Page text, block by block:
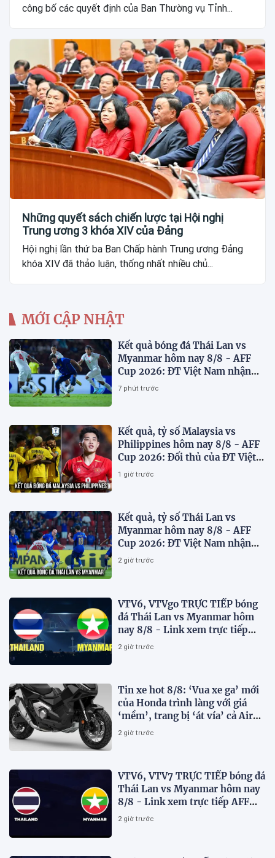
công bố các quyết định của Ban Thường vụ Tỉnh...
Những quyết sách chiến lược tại Hội nghị
Trung ương 3 khóa XIV của Đảng
Hội nghị lần thứ ba Ban Chấp hành Trung ương Đảng
khóa XIV đã thảo luận, thống nhất nhiều chủ...
MỚI CẬP NHẬT
Kết quả bóng đá Thái Lan vs
Myanmar hôm nay 8/8 - AFF
Cup 2026: ĐT Việt Nam nhận
'chiến thư'
7 phút trước
Kết quả, tỷ số Malaysia vs
Philippines hôm nay 8/8 - AFF
Cup 2026: Đối thủ của ĐT Việt
Nam lộ diện
1 giờ trước
Kết quả, tỷ số Thái Lan vs
Myanmar hôm nay 8/8 - AFF
Cup 2026: ĐT Việt Nam nhận
tin vui
2 giờ trước
VTV6, VTVgo TRỰC TIẾP bóng
đá Thái Lan vs Myanmar hôm
nay 8/8 - Link xem trực tiếp
AFF Cup 2026 mới nhất
2 giờ trước
Tin xe hot 8/8: ‘Vua xe ga’ mới
của Honda trình làng với giá
‘mềm’, trang bị ‘át vía’ cả Air
Blade và SH
2 giờ trước
VTV6, VTV7 TRỰC TIẾP bóng đá
Thái Lan vs Myanmar hôm nay
8/8 - Link xem trực tiếp AFF
Cup 2026 mới nhất
2 giờ trước